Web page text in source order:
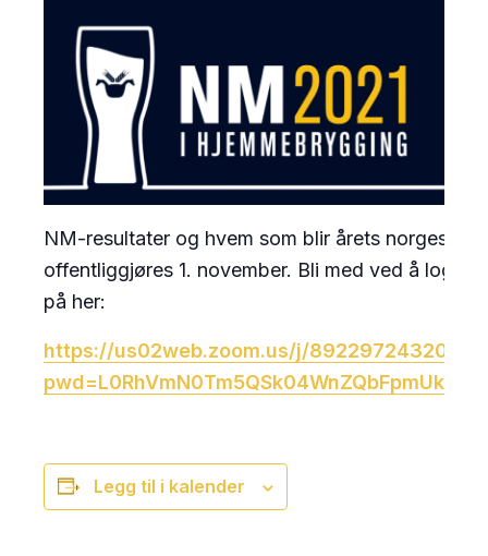
NM-resultater og hvem som blir årets
offentliggjøres 1. november. Bli med ved å logge
på her:
https://us02web.zoom.us/j/89229724320?
Legg til i kalender